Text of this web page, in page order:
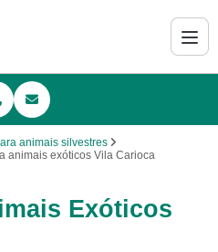
animais silvestres
animais exóticos Vila Carioca
Exóticos